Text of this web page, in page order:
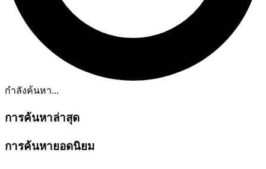
กำลังค้นหา...
การค้นหาล่าสุด
การค้นหายอดนิยม